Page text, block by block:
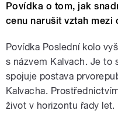
Povídka o tom, jak
cenu narušit vztah mezi
Povídka Poslední kolo
s názvem Kalvach. Je to
spojuje postava
Kalvacha.
život v horizontu řady